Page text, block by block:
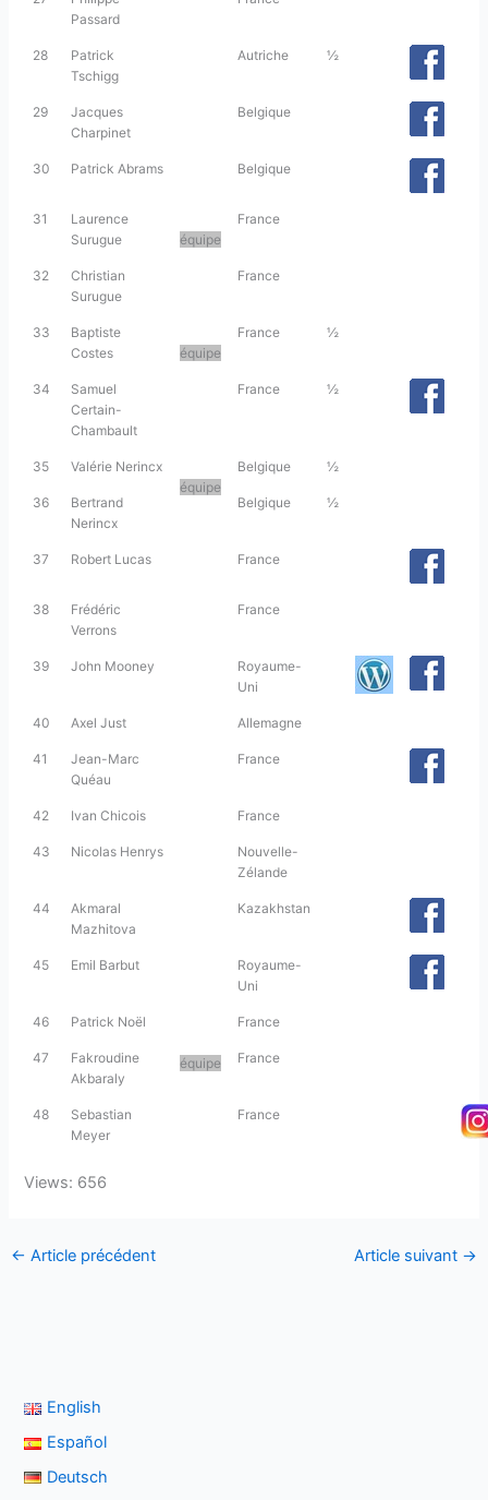
Passard
28
Patrick
Tschigg
Autriche ½
29
Jacques
Charpinet
Belgique
30 Patrick Abrams Belgique
31
Laurence
Surugue
équipe
France
32
Christian
Surugue
France
33
Baptiste
Costes
équipe
France ½
34
Samuel
Certain-
Chambault
France ½
35
Valérie Nerincx
équipe
Belgique ½
36
Bertrand
Nerincx
Belgique ½
37 Robert Lucas France
38
Frédéric
Verrons
France
39 John Mooney
Royaume-
Uni
40 Axel Just Allemagne
41
Jean-Marc
Quéau
France
42 Ivan Chicois France
43 Nicolas Henrys
Nouvelle-
Zélande
44
Akmaral
Mazhitova
Kazakhstan
45 Emil Barbut
Royaume-
Uni
46 Patrick Noël
équipe
France
47
Fakroudine
Akbaraly
France
48
Sebastian
Meyer
France
Views: 656
← Article précédent Article suivant →
English
Español
Deutsch